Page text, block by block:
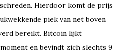
Hierdoor komt de prijs
piek van net boven
bereikt. Bitcoin lijkt
en bevindt zich slechts 9